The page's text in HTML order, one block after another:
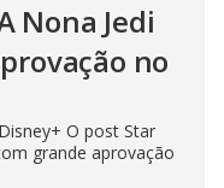
Nona Jedi
no
O post Star
grande aprovação